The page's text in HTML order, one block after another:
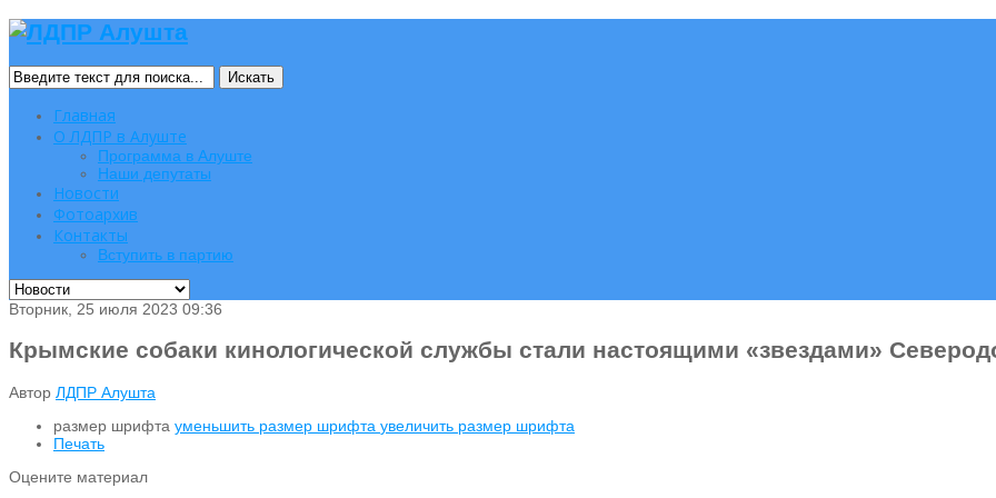
Искать
Главная
О ЛДПР в Алуште
Программа в Алуште
Наши депутаты
Новости
Фотоархив
Контакты
Вступить в партию
Вторник, 25 июля 2023 09:36
Крымские собаки кинологической службы стали настоящими «звездами»
Автор ЛДПР Алушта
размер шрифта уменьшить размер шрифта увеличить размер шрифта
Печать
Оцените материал